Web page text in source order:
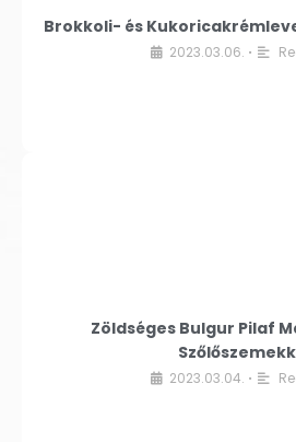
Brokkoli- és
2023.03.06. •
Zöldséges Bulgur Pilaf
2023.03.04. •